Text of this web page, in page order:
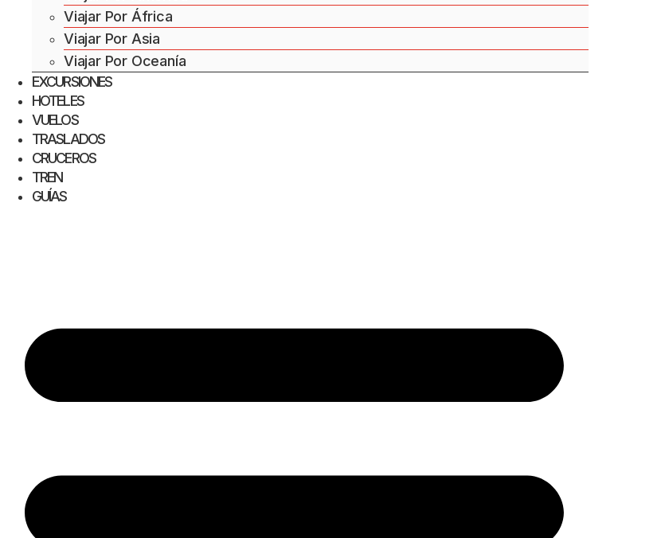
Viajar Por África
Viajar Por Asia
Viajar Por Oceanía
EXCURSIONES
HOTELES
VUELOS
TRASLADOS
CRUCEROS
TREN
GUÍAS